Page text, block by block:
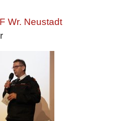
Wr. Neustadt